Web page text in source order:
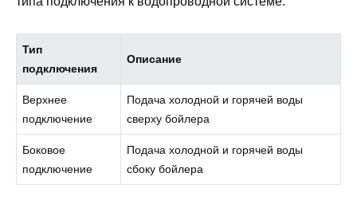
Тип
подключения
Описание
Верхнее
подключение
Подача холодной и горячей воды
сверху бойлера
Боковое
подключение
Подача холодной и горячей воды
сбоку бойлера